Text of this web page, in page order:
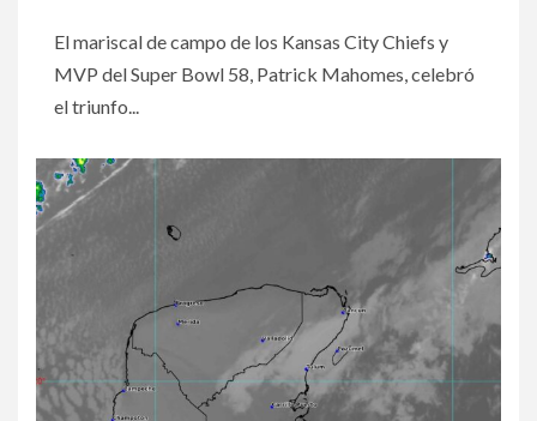
El mariscal de campo de los Kansas City Chiefs y
MVP del Super Bowl 58, Patrick Mahomes, celebró
el triunfo...